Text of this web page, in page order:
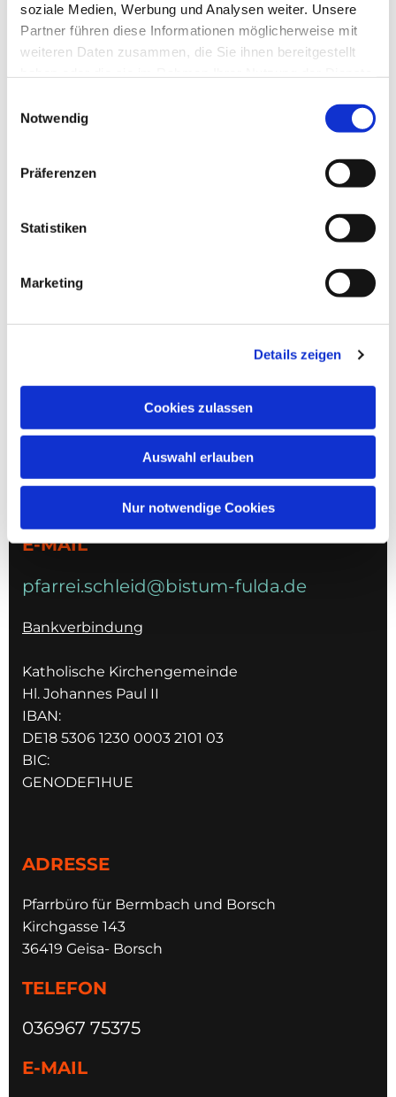
soziale Medien, Werbung und Analysen weiter. Unsere
Partner führen diese Informationen möglicherweise mit
weiteren Daten zusammen, die Sie ihnen bereitgestellt
Notwendig
Präferenzen
Statistiken
Marketing
Details zeigen
Cookies zulassen
Auswahl erlauben
Nur notwendige Cookies
NAVIGATION
Pfarrei
Kontakt
ADRESSE
Hl. Johannes Paul II.
Schleider Hauptstraße 16
36419 Schleid
036967 596795
E-MAIL
pfarrei.schleid@bistum-fulda.de
Bankverbindung
Katholische Kirchengemeinde
Hl. Johannes Paul II
IBAN:
DE18 5306 1230 0003 2101 03
BIC:
GENODEF1HUE
ADRESSE
Pfarrbüro für Bermbach und Borsch
Kirchgasse 143
36419 Geisa- Borsch
TELEFON
036967 75375
E-MAIL